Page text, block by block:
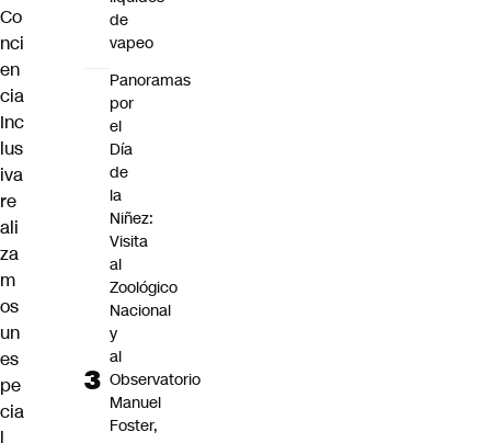
Co
nci
en
cia
Inc
lus
iva
re
ali
za
m
os
un
es
pe
cia
l
de
vapeo
Panoramas
por
el
Día
de
la
Niñez:
Visita
al
Zoológico
Nacional
y
al
Observatorio
Manuel
Foster,